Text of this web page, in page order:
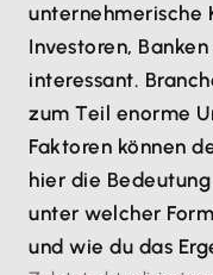
unternehmerische
Investoren,
interessant.
zum Teil enorme
Faktoren können
hier die
unter welcher
und wie du das